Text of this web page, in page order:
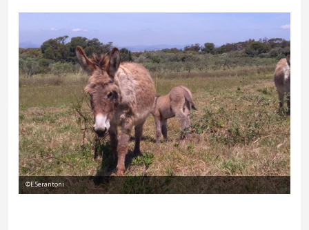
©E.Serantoni